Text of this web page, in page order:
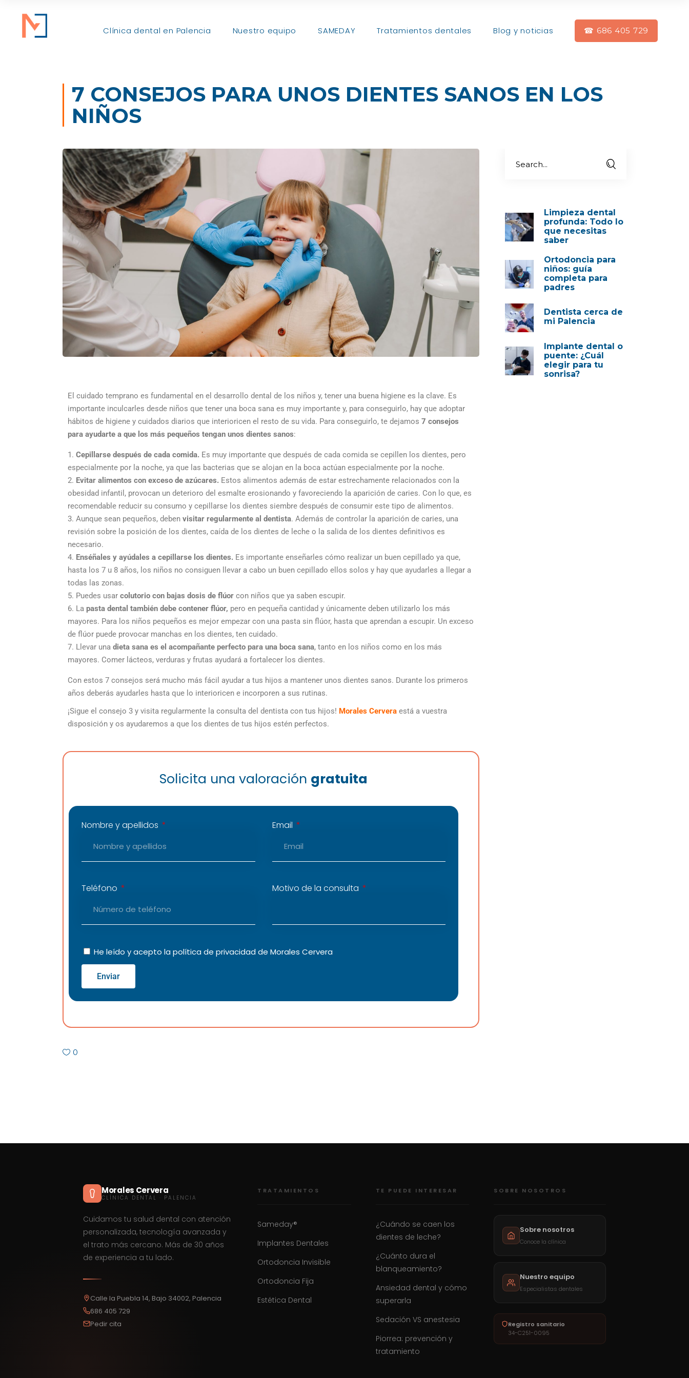
Clínica dental en Palencia Nuestro equipo SAMEDAY Tratamientos dentales Blog y noticias ☎ 686 405 729
7 CONSEJOS PARA UNOS DIENTES SANOS EN LOS
NIÑOS
El cuidado temprano es fundamental en el desarrollo dental de los niños y, tener una buena higiene es la clave. Es
importante inculcarles desde niños que tener una boca sana es muy importante y, para conseguirlo, hay que adoptar
hábitos de higiene y cuidados diarios que interioricen el resto de su vida. Para conseguirlo, te dejamos 7 consejos
para ayudarte a que los más pequeños tengan unos dientes sanos:
Cepillarse después de cada comida. Es muy importante que después de cada comida se cepillen los dientes, pero
especialmente por la noche, ya que las bacterias que se alojan en la boca actúan especialmente por la noche.
Evitar alimentos con exceso de azúcares. Estos alimentos además de estar estrechamente relacionados con la
obesidad infantil, provocan un deterioro del esmalte erosionando y favoreciendo la aparición de caries. Con lo que, es
recomendable reducir su consumo y cepillarse los dientes siembre después de consumir este tipo de alimentos.
Aunque sean pequeños, deben visitar regularmente al dentista. Además de controlar la aparición de caries, una
revisión sobre la posición de los dientes, caída de los dientes de leche o la salida de los dientes definitivos es
necesario.
Enséñales y ayúdales a cepillarse los dientes. Es importante enseñarles cómo realizar un buen cepillado ya que,
hasta los 7 u 8 años, los niños no consiguen llevar a cabo un buen cepillado ellos solos y hay que ayudarles a llegar a
todas las zonas.
Puedes usar colutorio con bajas dosis de flúor con niños que ya saben escupir.
La pasta dental también debe contener flúor, pero en pequeña cantidad y únicamente deben utilizarlo los más
mayores. Para los niños pequeños es mejor empezar con una pasta sin flúor, hasta que aprendan a escupir. Un exceso
de flúor puede provocar manchas en los dientes, ten cuidado.
Llevar una dieta sana es el acompañante perfecto para una boca sana, tanto en los niños como en los más
mayores. Comer lácteos, verduras y frutas ayudará a fortalecer los dientes.
Con estos 7 consejos será mucho más fácil ayudar a tus hijos a mantener unos dientes sanos. Durante los primeros
años deberás ayudarles hasta que lo interioricen e incorporen a sus rutinas.
¡Sigue el consejo 3 y visita regularmente la consulta del dentista con tus hijos! Morales Cervera está a vuestra
disposición y os ayudaremos a que los dientes de tus hijos estén perfectos.
Solicita una valoración gratuita
Nombre y apellidos Email
Teléfono Motivo de la consulta
He leído y acepto lapolítica de privacidadde Morales Cervera
Enviar
0
Limpieza dental
profunda: Todo lo
que necesitas
saber
Ortodoncia para
niños: guía
completa para
padres
Dentista cerca de
mi Palencia
Implante dental o
puente: ¿Cuál
elegir para tu
sonrisa?
Morales Cervera
CLÍNICA DENTAL · PALENCIA
Cuidamos tu salud dental con atención
personalizada, tecnología avanzada y
el trato más cercano. Más de 30 años
de experiencia a tu lado.
Calle la Puebla 14, Bajo 34002, Palencia
686 405 729
Pedir cita
TRATAMIENTOS
Sameday®
Implantes Dentales
Ortodoncia Invisible
Ortodoncia Fija
Estética Dental
TE PUEDE INTERESAR
¿Cuándo se caen los
dientes de leche?
¿Cuánto dura el
blanqueamiento?
Ansiedad dental y cómo
superarla
Sedación VS anestesia
Piorrea: prevención y
tratamiento
SOBRE NOSOTROS
Sobre nosotros
Conoce la clínica
Nuestro equipo
Especialistas dentales
Registro sanitario
34-C251-0095